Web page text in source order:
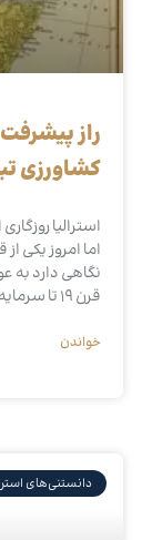
راز
کشاورزی
استرالیا
اما امروز یکی
نگاهی دارد به
قرن ۱۹ تا سرمایه‌گذاری در فناوری و آموزش در قرن ۲۱
خواندن
دانستنی‌های